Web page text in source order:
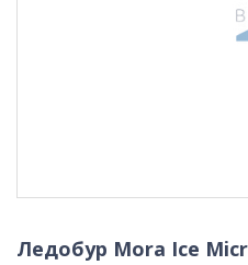
Ледобур Mora Ice